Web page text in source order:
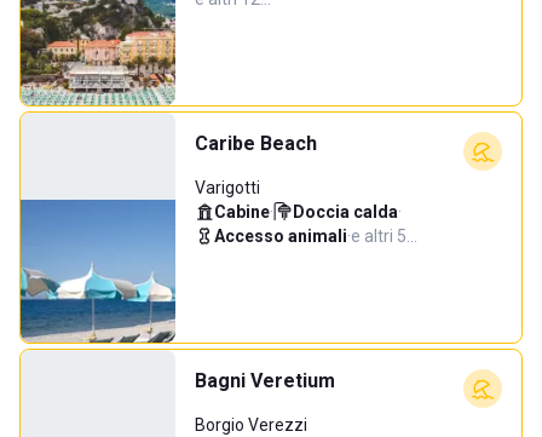
Caribe Beach
Varigotti
Cabine· Doccia calda·
Accesso animali·e altri 5…
Bagni Veretium
Borgio Verezzi